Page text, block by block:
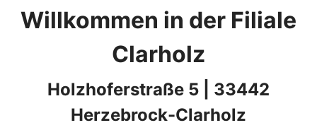
Willkommen in der Filiale
Clarholz
Holzhoferstraße 5 | 33442
Herzebrock-Clarholz